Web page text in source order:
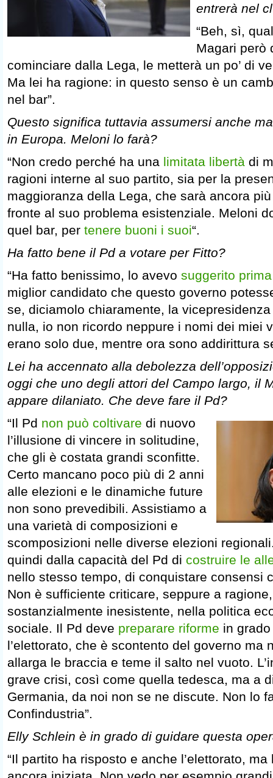
entrerà nel
“Beh, sì,
Magari però
cominciare dalla Lega, le metterà un po’ di
Ma lei ha ragione: in questo senso è un
nel bar”.
Questo significa tuttavia assumersi anche
in Europa. Meloni lo farà?
“Non credo perché ha una limitata libertà di
ragioni interne al suo partito, sia per la
maggioranza della Lega, che sarà ancora
fronte al suo problema esistenziale. Meloni
quel bar, per tenere buoni i suoi“.
Ha fatto bene il Pd a votare per Fitto?
“Ha fatto benissimo, lo avevo suggerito
miglior candidato che questo governo
se, diciamolo chiaramente, la
nulla, io non ricordo neppure i nomi dei miei
erano solo due, mentre ora sono addirittura
Lei ha accennato alla debolezza
oggi che uno degli attori del Campo largo, il
appare dilaniato. Che deve fare il Pd?
“Il Pd non può coltivare di nuovo
l’illusione di vincere in solitudine,
che gli è costata grandi sconfitte.
Certo mancano poco più di 2 anni
alle elezioni e le dinamiche future
non sono prevedibili. Assistiamo a
una varietà di composizioni e
scomposizioni nelle diverse elezioni
quindi dalla capacità del Pd di costruire le
nello stesso tempo, di conquistare consensi
Non è sufficiente criticare, seppure a
sostanzialmente inesistente, nella politica
sociale. Il Pd deve preparare riforme in
l’elettorato, che è scontento del governo ma
allarga le braccia e teme il salto nel vuoto.
grave crisi, così come quella tedesca, ma a
Germania, da noi non se ne discute. Non lo
Confindustria”.
Elly Schlein è in grado di guidare questa
“Il partito ha risposto e anche l’elettorato, ma